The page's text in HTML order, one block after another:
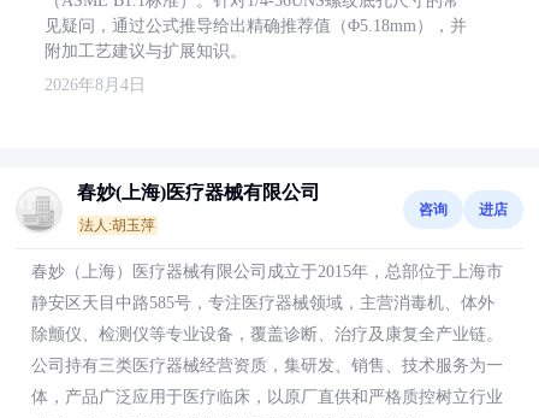
见疑问，通过公式推导给出精确推荐值（Φ5.18mm），并
附加工艺建议与扩展知识。
2026年8月4日
春妙(上海)医疗器械有限公司
法人:胡玉萍
咨询 进店
春妙（上海）医疗器械有限公司成立于2015年，总部位于上海市
静安区天目中路585号，专注医疗器械领域，主营消毒机、体外
除颤仪、检测仪等专业设备，覆盖诊断、治疗及康复全产业链。
公司持有三类医疗器械经营资质，集研发、销售、技术服务为一
体，产品广泛应用于医疗临床，以原厂直供和严格质控树立行业